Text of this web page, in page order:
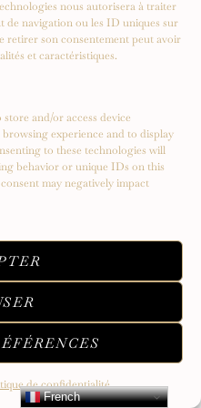
nous autorisera à traiter
de navigation ou les ID uniques sur
retirer son consentement peut avoir
et caractéristiques.
and/or access device
experience and to display
to these technologies will
behavior or unique IDs on this
may negatively impact
de confidentialité
héritage, quand le
French